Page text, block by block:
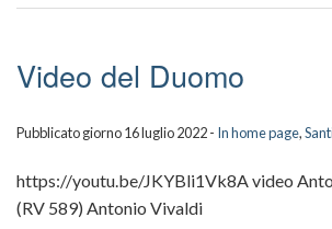
Video del Duomo
Pubblicato giorno 16 luglio 2022 - In home page,
https://youtu.be/JKYBli1Vk8A video
(RV 589) Antonio Vivaldi